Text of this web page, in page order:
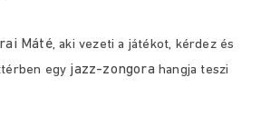
Máté, aki vezeti a játékot, kérdez és
egy jazz-zongora hangja teszi